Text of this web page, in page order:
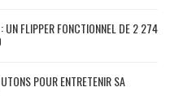
UN FLIPPER FONCTIONNEL DE 2 274
POUR ENTRETENIR SA